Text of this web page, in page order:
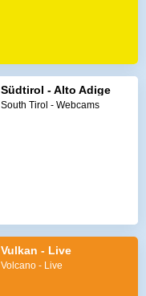
Südtirol - Alto Adige
South Tirol - Webcams
Vulkan - Live
Volcano - Live